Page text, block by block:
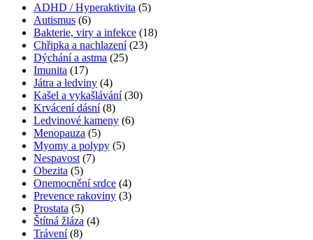
ADHD / Hyperaktivita (5)
Autismus (6)
Bakterie, viry a infekce (18)
Chřipka a nachlazení (23)
Dýchání a astma (25)
Imunita (17)
Játra a ledviny (4)
Kašel a vykašlávání (30)
Krvácení dásní (8)
Ledvinové kameny (6)
Menopauza (5)
Myomy a polypy (5)
Nespavost (7)
Obezita (5)
Onemocnění srdce (4)
Prevence rakoviny (3)
Prostata (5)
Štítná žláza (4)
Trávení (8)